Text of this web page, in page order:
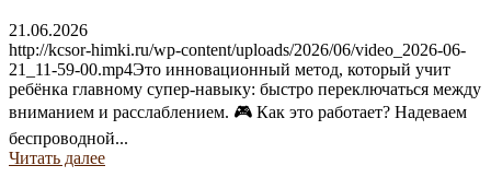
21.06.2026
http://kcsor-himki.ru/wp-content/uploads/2026/06/video_2026-06-
21_11-59-00.mp4Это инновационный метод, который учит
ребёнка главному супер-навыку: быстро переключаться между
вниманием и расслаблением. 🎮 Как это работает? Надеваем
беспроводной...
Читать далее